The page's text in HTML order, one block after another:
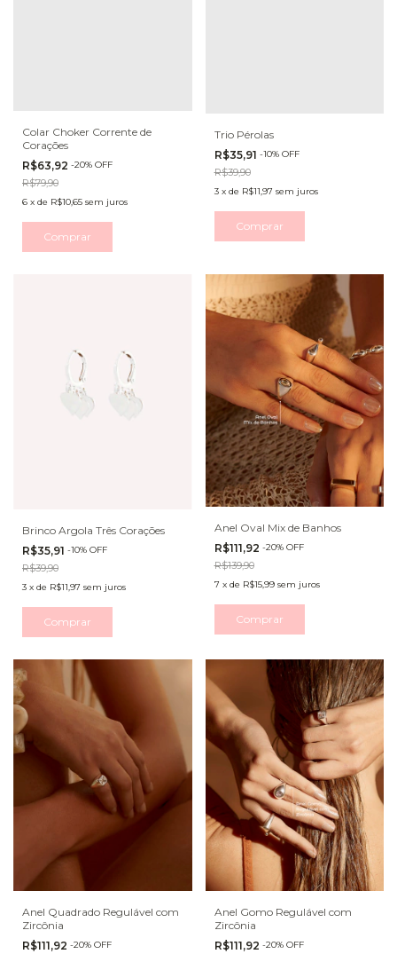
Colar Choker Corrente de
Corações
R$63,92 -20% OFF
R$79,90
6 x de R$10,65 sem juros
Comprar
Trio Pérolas
R$35,91 -10% OFF
R$39,90
3 x de R$11,97 sem juros
Comprar
Brinco Argola Três Corações
R$35,91 -10% OFF
R$39,90
3 x de R$11,97 sem juros
Comprar
Anel Oval Mix de Banhos
R$111,92 -20% OFF
R$139,90
7 x de R$15,99 sem juros
Comprar
Anel Quadrado Regulável com
Zircônia
R$111,92 -20% OFF
Anel Gomo Regulável com
Zircônia
R$111,92 -20% OFF